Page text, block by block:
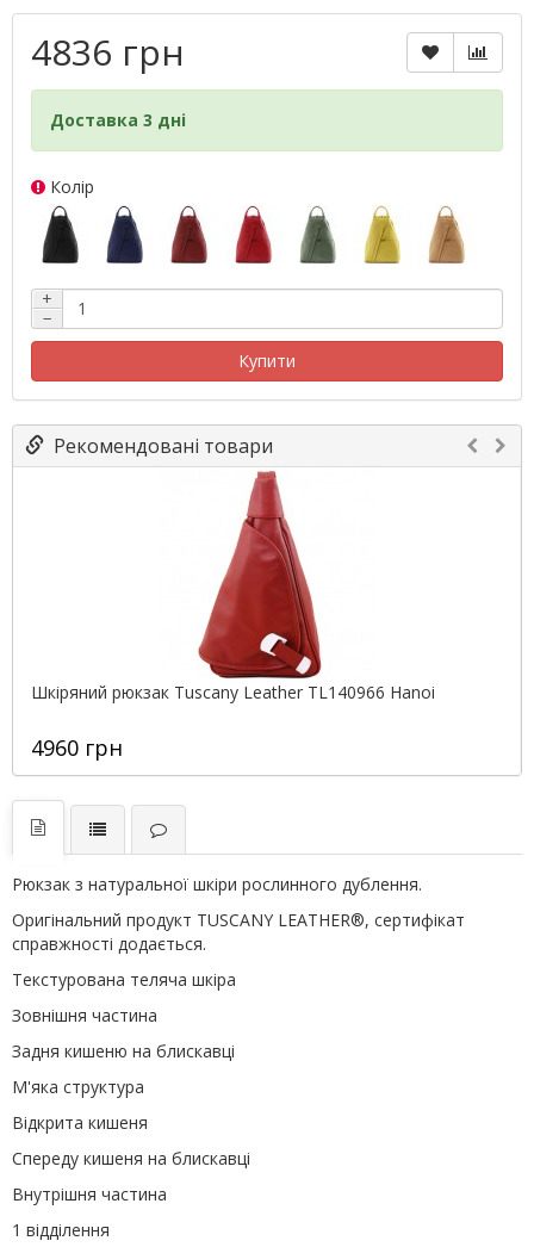
4836 грн
Доставка 3 дні
Колір
+
−
Купити
Рекомендовані товари
Шкіряний рюкзак Tuscany Leather TL140966 Hanoi
4960 грн
Рюкзак з натуральної шкіри рослинного дублення.
Оригінальний продукт TUSCANY LEATHER®, сертифікат
справжності додається.
Текстурована теляча шкіра
Зовнішня частина
Задня кишеню на блискавці
М'яка структура
Відкрита кишеня
Спереду кишеня на блискавці
Внутрішня частина
1 відділення